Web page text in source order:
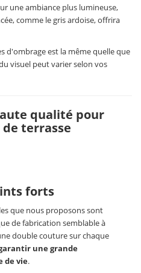
une ambiance plus lumineuse,
comme le gris ardoise, offrira
d'ombrage est la même quelle que
visuel peut varier selon vos
qualité pour
terrasse
forts
que nous proposons sont
de fabrication semblable à
double couture sur chaque
une grande
de vie.